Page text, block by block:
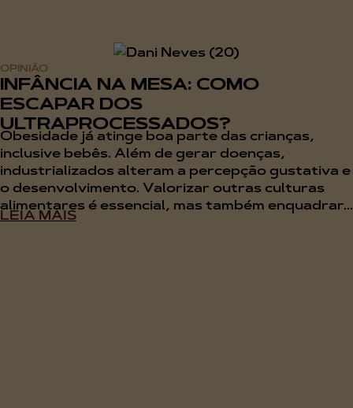
OPINIÃO
INFÂNCIA NA MESA: COMO
ESCAPAR DOS
ULTRAPROCESSADOS?
Obesidade já atinge boa parte das crianças,
inclusive bebês. Além de gerar doenças,
industrializados alteram a percepção gustativa e
o desenvolvimento. Valorizar outras culturas
alimentares é essencial, mas também enquadrar...
LEIA MAIS